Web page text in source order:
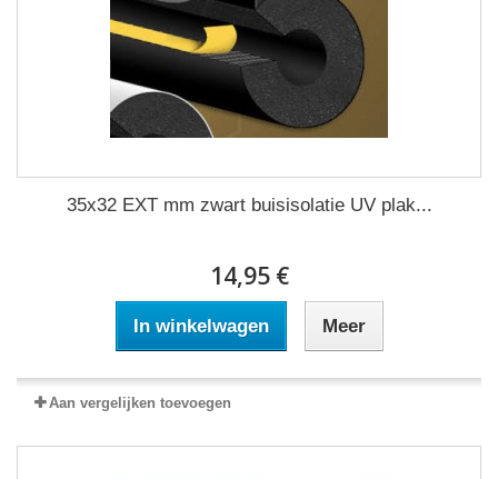
35x32 EXT mm zwart buisisolatie UV plak...
14,95 €
In winkelwagen Meer
Aan vergelijken toevoegen